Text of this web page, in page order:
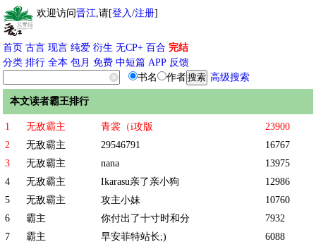
欢迎访问晋江,请[登入/注册]
首页 古言 现言 纯爱 衍生 无CP+ 百合 完结
分类 排行 全本 包月 免费 中短篇 APP 反馈
书名
作者 高级搜索
本文读者霸王排行
1 无敌霸主 青裳（i攻版
23900
2
无敌霸主 29546791
16767
3
无敌霸主 nana
13975
4
无敌霸主 Ikarasu亲了亲小狗
12986
5
无敌霸主 攻主小妹
10760
6
霸主 你付出了十寸时和分
7932
7
霸主 早安菲特站长;)
6088